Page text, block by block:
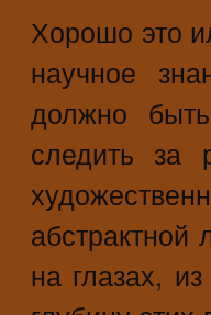
Хорошо это
научное
должно
следить за
абстрактной
на глазах,